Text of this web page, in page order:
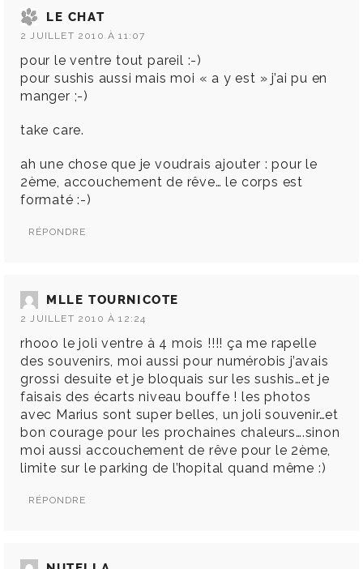
LE CHAT
2 JUILLET 2010 À 11:07
pour le ventre tout pareil :-)
pour sushis aussi mais moi « a y est » j’ai pu en
manger ;-)
take care.
ah une chose que je voudrais ajouter : pour le
2ème, accouchement de rêve… le corps est
formaté :-)
RÉPONDRE
MLLE TOURNICOTE
2 JUILLET 2010 À 12:24
rhooo le joli ventre à 4 mois !!!! ça me rapelle
des souvenirs, moi aussi pour numérobis j’avais
grossi desuite et je bloquais sur les sushis…et je
faisais des écarts niveau bouffe ! les photos
avec Marius sont super belles, un joli souvenir…et
bon courage pour les prochaines chaleurs….sinon
moi aussi accouchement de rêve pour le 2ème,
limite sur le parking de l’hopital quand même :)
RÉPONDRE